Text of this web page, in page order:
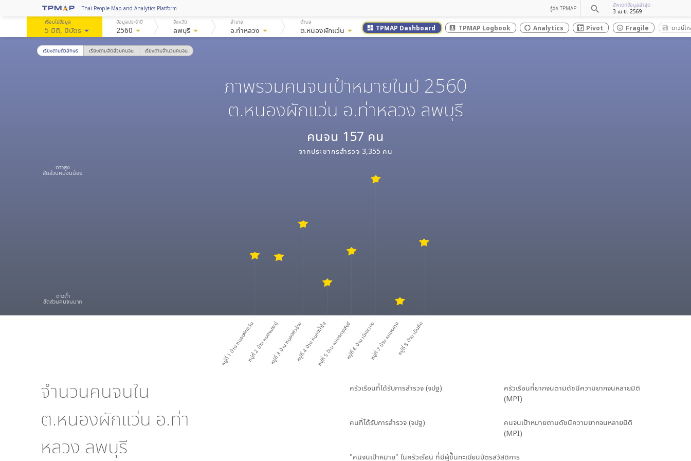
Thai People Map and Analytics Platform รู้จัก TPMAP search
อัพเดทข้อมูลล่าสุด
3 เม.ย. 2569
เงื่อนไขข้อมูล
5 มิติ, มีบัตรarrow_drop_down
ข้อมูลประจำปี
2560 arrow_drop_down
จังหวัด
ลพบุรีarrow_drop_down
อำเภอ
อ.ท่าหลวง arrow_drop_down
ตำบล
ต.หนองผักแว่น arrow_drop_down dashboard TPMAP Dashboard account_box TPMAP Logbook donut_large Analytics Pivot sentiment_dissatisfied Fragile ดาวน์โ
เรียงตามตัวอักษร เรียงตามสัดส่วนคนจน เรียงตามจำนวนคนจน
ภาพรวมคนจนเป้าหมายในปี 2560
ต.หนองผักแว่น อ.ท่าหลวง ลพบุรี
คนจน 157 คน
จากประชากรสำรวจ 3,355 คน
หมู่ที่ 1 บ้าน หนองผักแว่นหมู่ที่ 2 บ้าน หนองประดู่หมู่ที่ 3 บ้าน หนองหัวช้างหมู่ที่ 4 บ้าน หนองน้ำใสหมู่ที่ 5 บ้าน หนองกระสังข์หมู่ที่ 6 บ้าน เนินสวองหมู่ที่ 7 บ้าน หนองขามหมู่ที่ 8 บ้าน เนินหิน
ดาวสูง
สัดส่วนคนจนน้อย
ดาวต่ำ
สัดส่วนคนจนมาก
จำนวนคนจนใน
ต.หนองผักแว่น อ.ท่า
หลวง ลพบุรี
ครัวเรือนที่ได้รับการสำรวจ (จปฐ)
ครัวเรือนที่ยากจนตามดัชนีความยากจนหลายมิติ
(MPI)
คนที่ได้รับการสำรวจ (จปฐ)
คนจนเป้าหมายตามดัชนีความยากจนหลายมิติ
(MPI)
"คนจนเป้าหมาย" ในครัวเรือน ที่มีผู้ขึ้นทะเบียนบัตรสวัสดิการ